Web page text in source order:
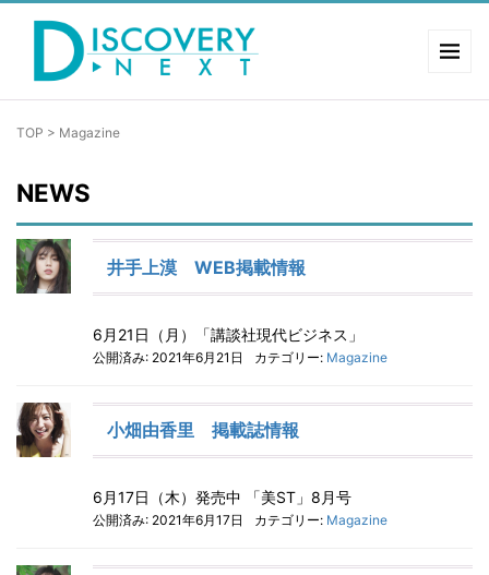
TOP > Magazine
NEWS
井手上漠 WEB掲載情報
6月21日（月）「講談社現代ビジネス」
公開済み: 2021年6月21日 カテゴリー: Magazine
小畑由香里 掲載誌情報
6月17日（木）発売中 「美ST」8月号
公開済み: 2021年6月17日 カテゴリー: Magazine